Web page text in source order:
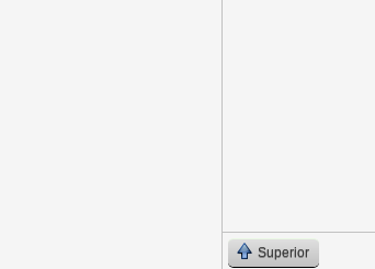
Superior